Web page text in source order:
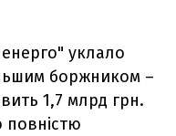
уклало
боржником –
1,7 млрд грн.
повністю